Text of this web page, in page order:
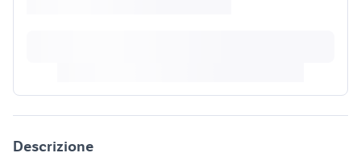
Descrizione